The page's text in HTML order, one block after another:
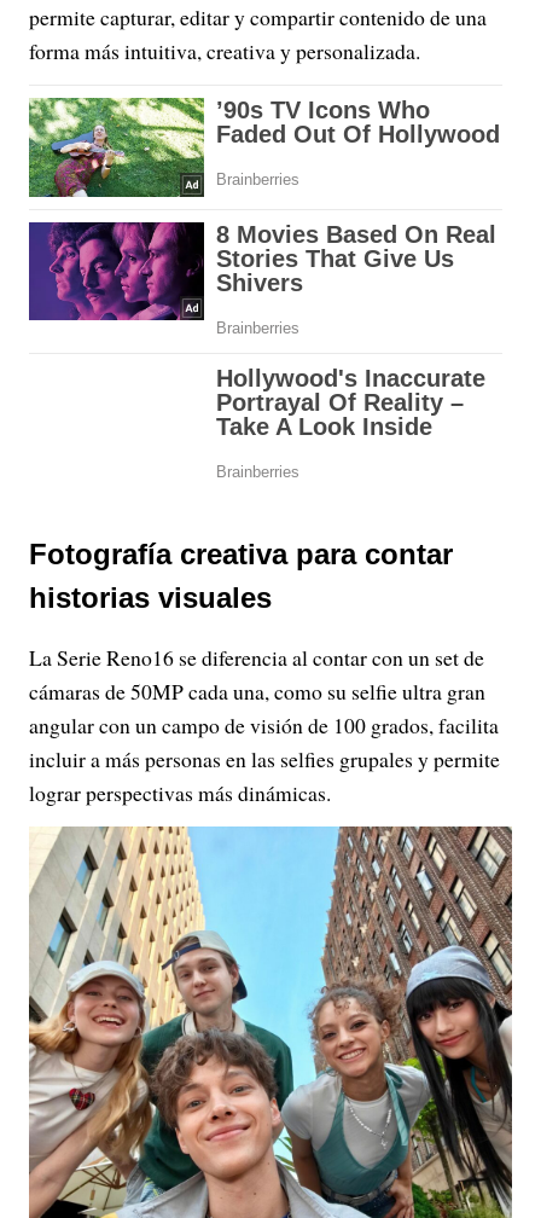
permite capturar, editar y compartir contenido de una
forma más intuitiva, creativa y personalizada.
Fotografía creativa para contar
historias visuales
La Serie Reno16 se diferencia al contar con un set de
cámaras de 50MP cada una, como su selfie ultra gran
angular con un campo de visión de 100 grados, facilita
incluir a más personas en las selfies grupales y permite
lograr perspectivas más dinámicas.